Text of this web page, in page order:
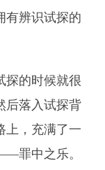
有辨识试探的
探的时候就很
后落入试探背
上，充满了一
罪中之乐。